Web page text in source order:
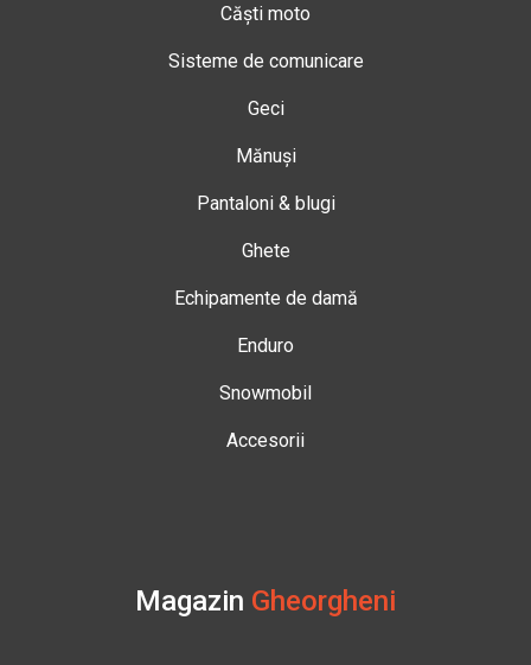
Căști moto
Sisteme de comunicare
Geci
Mănuși
Pantaloni & blugi
Ghete
Echipamente de damă
Enduro
Snowmobil
Accesorii
Magazin Gheorgheni